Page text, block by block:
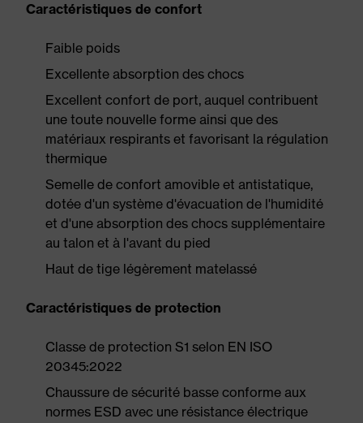
Caractéristiques de confort
Faible poids
Excellente absorption des chocs
Excellent confort de port, auquel contribuent
une toute nouvelle forme ainsi que des
matériaux respirants et favorisant la régulation
thermique
Semelle de confort amovible et antistatique,
dotée d'un système d'évacuation de l'humidité
et d'une absorption des chocs supplémentaire
au talon et à l'avant du pied
Haut de tige légèrement matelassé
Caractéristiques de protection
Classe de protection S1 selon EN ISO
20345:2022
Chaussure de sécurité basse conforme aux
normes ESD avec une résistance électrique